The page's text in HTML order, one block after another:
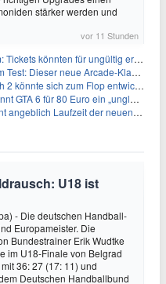
stärker werden und
vor 11 Stunden
könnten für ungültig erklärt werden!
neue Arcade-Klassiker verzeiht dir gar nichts
könnte sich zum Flop entwickeln
80 Euro ein „unglaubliches Schnäppchen“
Laufzeit der neuen Gameplay-Präsentation
U18 ist
- Die deutschen Handball-
Europameister. Die
Bundestrainer Erik Wudtke
im U18-Finale von Belgrad
36: 27 (17: 11) und
Deutschen Handballbund